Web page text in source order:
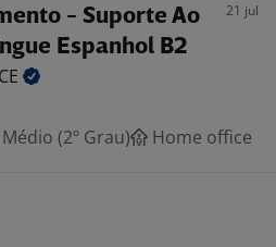
- Suporte Ao
Espanhol B2
21 jul
(2º Grau) Home office